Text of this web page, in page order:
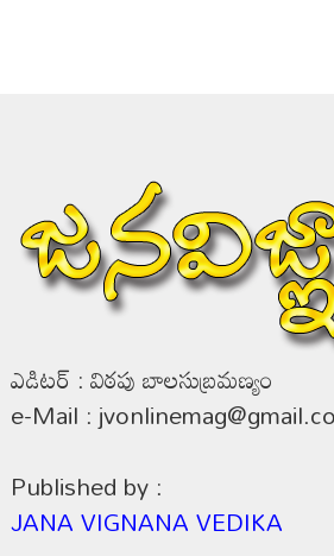
ఎడిటర్ : విఠపు బాలసుబ్రమణ్యం
e-Mail :
Published by :
JANA VIGNANA VEDIKA